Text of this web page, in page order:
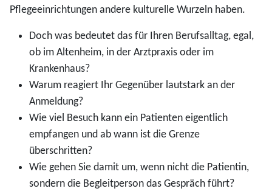
Pflegeeinrichtungen andere kulturelle Wurzeln haben.
Doch was bedeutet das für Ihren Berufsalltag, egal,
ob im Altenheim, in der Arztpraxis oder im
Krankenhaus?
Warum reagiert Ihr Gegenüber lautstark an der
Anmeldung?
Wie viel Besuch kann ein Patienten eigentlich
empfangen und ab wann ist die Grenze
überschritten?
Wie gehen Sie damit um, wenn nicht die Patientin,
sondern die Begleitperson das Gespräch führt?